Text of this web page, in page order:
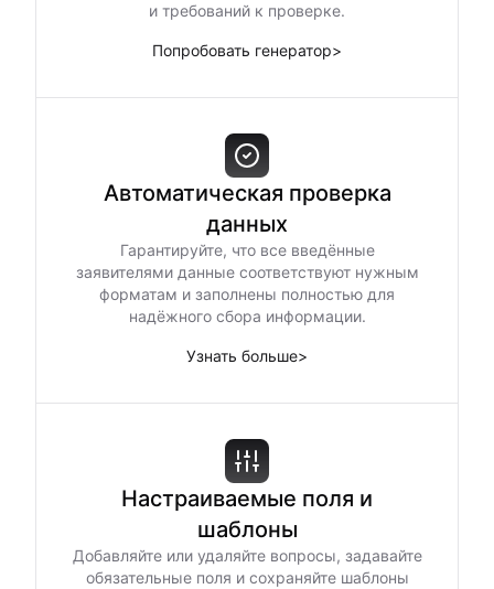
и требований к проверке.
Попробовать генератор>
Автоматическая проверка
данных
Гарантируйте, что все введённые
заявителями данные соответствуют нужным
форматам и заполнены полностью для
надёжного сбора информации.
Узнать больше>
Настраиваемые поля и
шаблоны
Добавляйте или удаляйте вопросы, задавайте
обязательные поля и сохраняйте шаблоны